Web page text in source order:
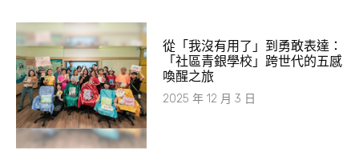
從「我沒有用了」到勇敢表達：
「社區青銀學校」跨世代的五感
喚醒之旅
2025 年 12 月 3 日